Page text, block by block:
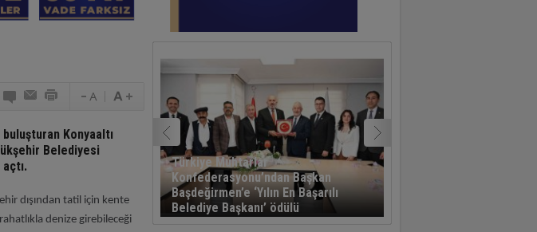
Konyaaltı
Belediyesi
dışından tatil için kente
denize girebileceği
Türkiye Muhtarlar
Konfederasyonu’ndan Başkan
Başdeğirmen’e ‘Yılın En Başarılı
Belediye Başkanı’ ödülü